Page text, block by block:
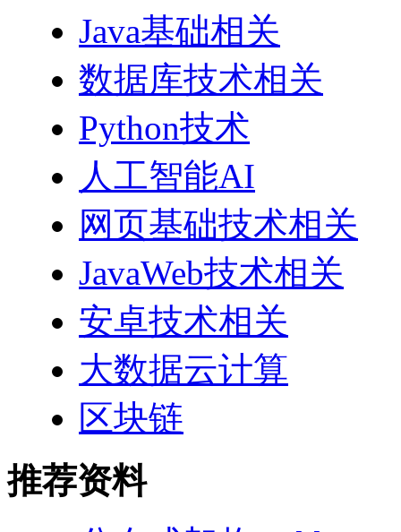
Java基础相关
数据库技术相关
Python技术
人工智能AI
网页基础技术相关
JavaWeb技术相关
安卓技术相关
大数据云计算
区块链
推荐资料